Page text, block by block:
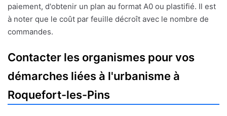
paiement, d'obtenir un plan au format A0 ou plastifié. Il est
à noter que le coût par feuille décroît avec le nombre de
commandes.
Contacter les organismes pour vos
démarches liées à l'urbanisme à
Roquefort-les-Pins